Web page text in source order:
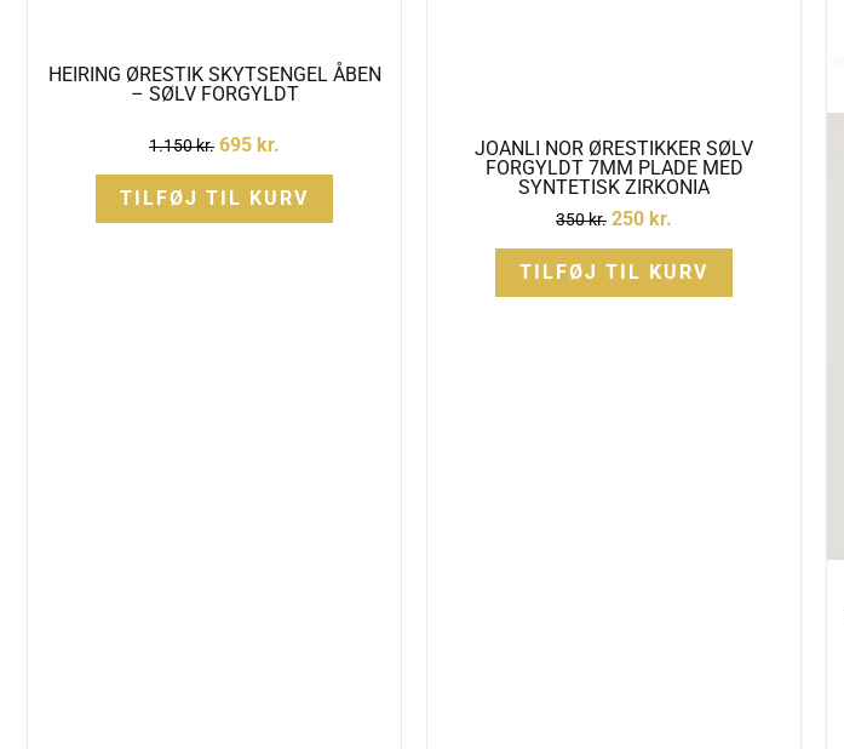
HEIRING ØRESTIK SKYTSENGEL ÅBEN
– SØLV FORGYLDT
1.150kr. 695 kr.
TILFØJ TIL KURV
JOANLI NOR ØRESTIKKER SØLV
FORGYLDT 7MM PLADE MED
SYNTETISK ZIRKONIA
350kr. 250 kr.
TILFØJ TIL KURV